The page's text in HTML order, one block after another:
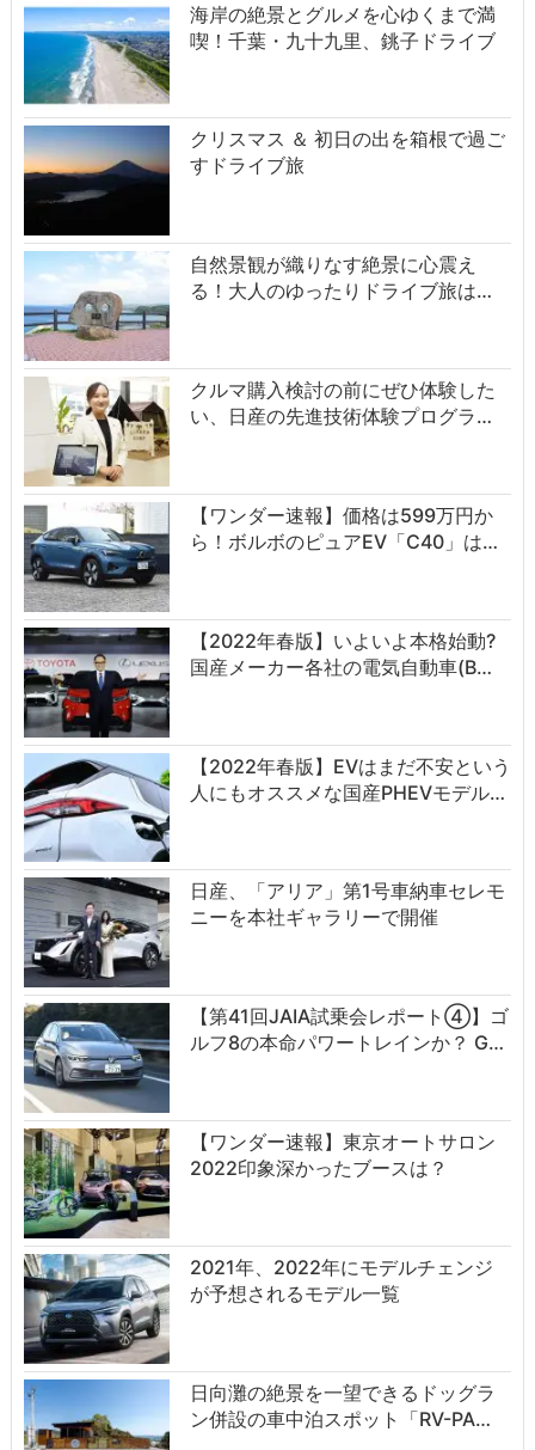
海岸の絶景とグルメを心ゆくまで満
喫！千葉・九十九里、銚子ドライブ
クリスマス ＆ 初日の出を箱根で過ご
すドライブ旅
自然景観が織りなす絶景に心震え
る！大人のゆったりドライブ旅は…
クルマ購入検討の前にぜひ体験した
い、日産の先進技術体験プログラ…
【ワンダー速報】価格は599万円か
ら！ボルボのピュアEV「C40」は…
【2022年春版】いよいよ本格始動?
国産メーカー各社の電気自動車(B…
【2022年春版】EVはまだ不安という
人にもオススメな国産PHEVモデル…
日産、「アリア」第1号車納車セレモ
ニーを本社ギャラリーで開催
【第41回JAIA試乗会レポート④】ゴ
ルフ8の本命パワートレインか？ G…
【ワンダー速報】東京オートサロン
2022印象深かったブースは？
2021年、2022年にモデルチェンジ
が予想されるモデル一覧
日向灘の絶景を一望できるドッグラ
ン併設の車中泊スポット「RV-PA…